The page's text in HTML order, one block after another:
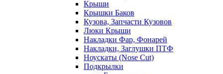
Крыши
Крышки Баков
Кузова, Запчасти Кузовов
Люки Крыши
Накладки Фар, Фонарей
Накладки, Заглушки ПТФ
Ноускаты (Nose Cut)
Подкрылки